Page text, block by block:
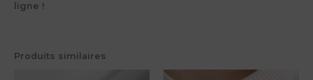
ligne !
Produits similaires